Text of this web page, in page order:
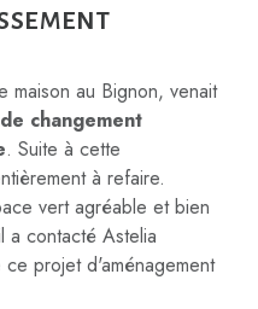
au Bignon, venait
changement
. Suite à cette
à refaire.
vert agréable et bien
a contacté Astelia
projet d'aménagement